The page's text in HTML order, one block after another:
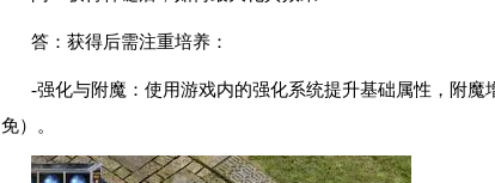
答：获得后需注重培养：
-强化与附魔：使用游戏内的强化系统提升基础属性，附魔
免）。